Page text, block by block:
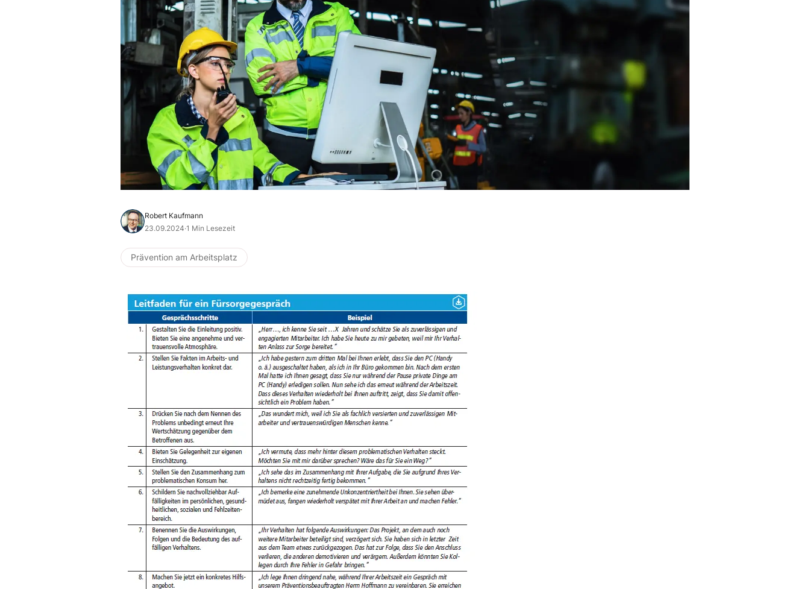
Robert Kaufmann
23.09.2024·1 Min Lesezeit
Prävention am Arbeitsplatz